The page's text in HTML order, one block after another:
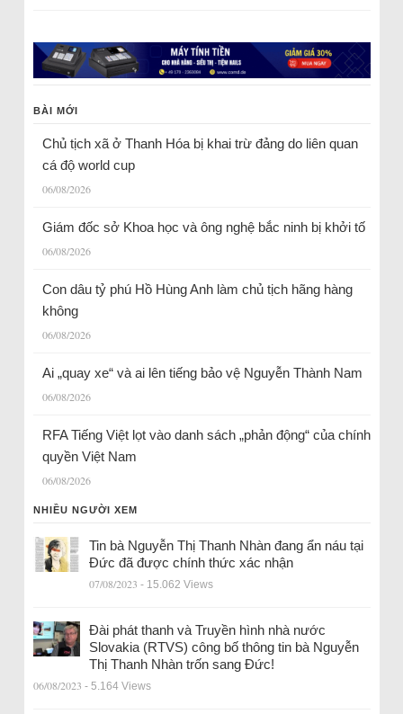
BÀI MỚI
Chủ tịch xã ở Thanh Hóa bị khai trừ đảng do liên quan
cá độ world cup
06/08/2026
Giám đốc sở Khoa học và ông nghệ bắc ninh bị khởi tố
06/08/2026
Con dâu tỷ phú Hồ Hùng Anh làm chủ tịch hãng hàng
không
06/08/2026
Ai „quay xe“ và ai lên tiếng bảo vệ Nguyễn Thành Nam
06/08/2026
RFA Tiếng Việt lọt vào danh sách „phản động“ của chính
quyền Việt Nam
06/08/2026
NHIỀU NGƯỜI XEM
Tin bà Nguyễn Thị Thanh Nhàn đang ẩn náu tại
Đức đã được chính thức xác nhận
07/08/2023 - 15.062 Views
Đài phát thanh và Truyền hình nhà nước
Slovakia (RTVS) công bố thông tin bà Nguyễn
Thị Thanh Nhàn trốn sang Đức!
06/08/2023 - 5.164 Views